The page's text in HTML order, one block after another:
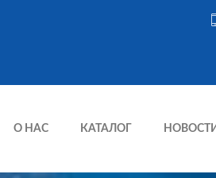
О НАС КАТАЛОГ НОВОСТИ